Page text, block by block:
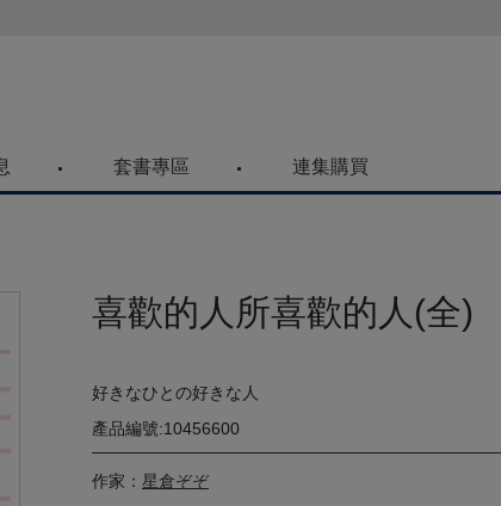
物網的朋友們，提高警覺！
套書專區 連集購買
喜歡的人所喜歡的人(全)
好きなひとの好きな人
產品編號:10456600
作家： 星倉ぞぞ